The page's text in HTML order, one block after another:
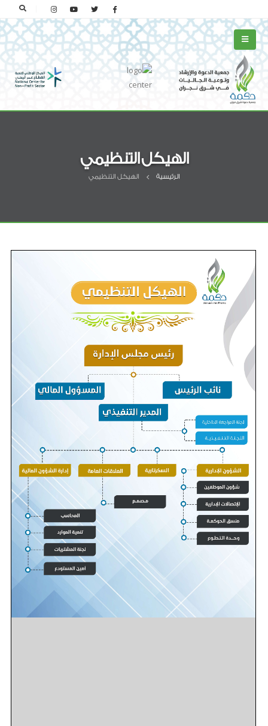
الهيكل التنظيمي
الرئيسية الهيكل التنظيمي